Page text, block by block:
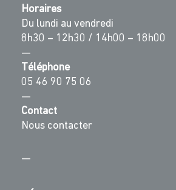
Horaires
Du lundi au vendredi
8h30 – 12h30 / 14h00 – 18h00
—
Téléphone
05 46 90 75 06
—
Contact
Nous contacter
—